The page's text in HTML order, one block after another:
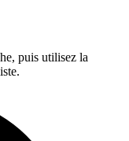
puis utilisez la